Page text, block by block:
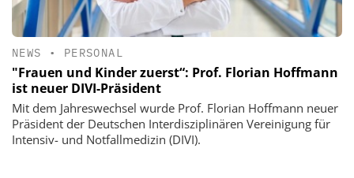
NEWS • PERSONAL
"Frauen und Kinder zuerst“: Prof. Florian Hoffmann
ist neuer DIVI-Präsident
Mit dem Jahreswechsel wurde Prof. Florian Hoffmann neuer
Präsident der Deutschen Interdisziplinären Vereinigung für
Intensiv- und Notfallmedizin (DIVI).